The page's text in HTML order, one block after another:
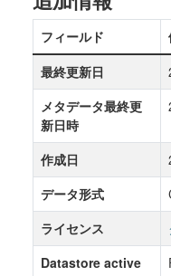
フィールド
最終更新日
メタデータ最終更
新日時
作成日
データ形式
ライセンス
Datastore active